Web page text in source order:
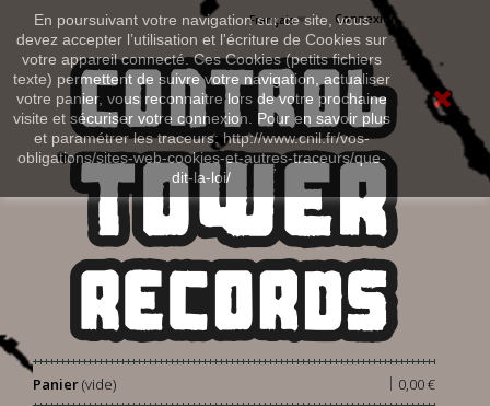
En poursuivant votre navigation sur ce site, vous
devez accepter l’utilisation et l'écriture de Cookies sur
votre appareil connecté. Ces Cookies (petits fichiers
texte) permettent de suivre votre navigation, actualiser
votre panier, vous reconnaitre lors de votre prochaine
visite et sécuriser votre connexion. Pour en savoir plus
et paramétrer les traceurs: http://www.cnil.fr/vos-
obligations/sites-web-cookies-et-autres-traceurs/que-
dit-la-loi/
Connexion
Français
Panier 0,00 €
|
(vide)